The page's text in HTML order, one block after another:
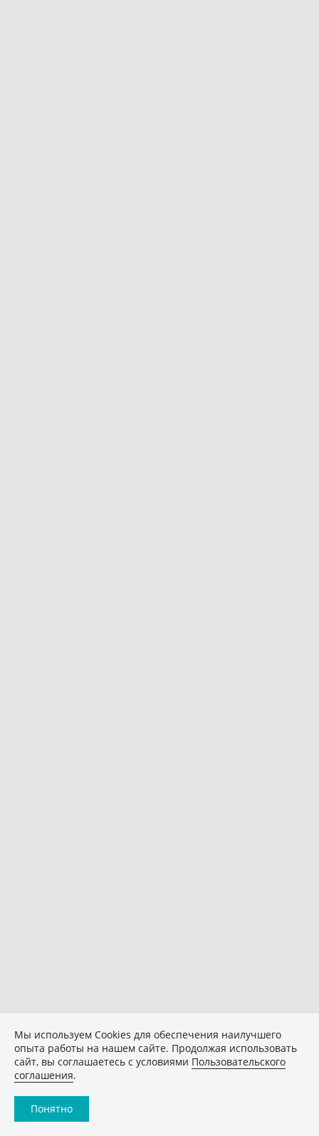
Мы используем Сookies для обеспечения наилучшего
опыта работы на нашем сайте. Продолжая использовать
сайт, вы соглашаетесь с условиями Пользовательского
соглашения.
Понятно